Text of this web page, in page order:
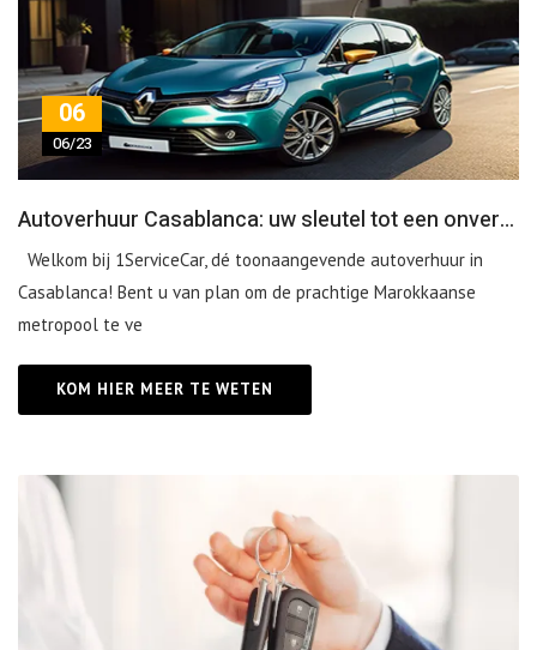
06
06/23
Autoverhuur Casablanca: uw sleutel tot een onvergetelijke ervaring!
Welkom bij 1ServiceCar, dé toonaangevende autoverhuur in
Casablanca! Bent u van plan om de prachtige Marokkaanse
metropool te ve
KOM HIER MEER TE WETEN